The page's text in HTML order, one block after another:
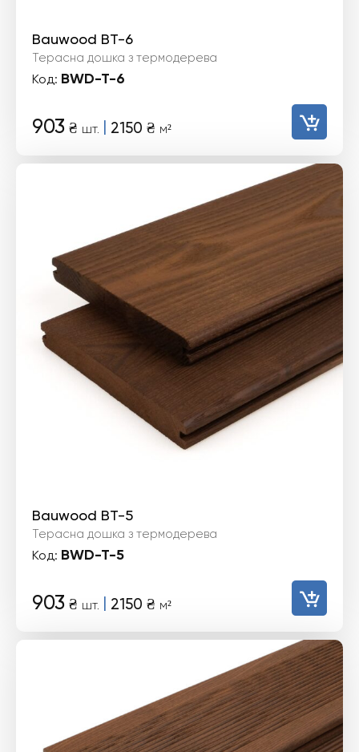
Bauwood BT-6
Терасна дошка з термодерева
Код: BWD-T-6
903 ₴ шт. | 2150 ₴ м²
Bauwood BT-5
Терасна дошка з термодерева
Код: BWD-T-5
903 ₴ шт. | 2150 ₴ м²